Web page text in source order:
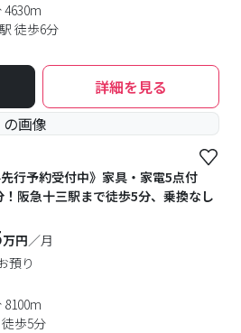
徒歩6分
詳細を見る
行予約受付中》家具・家電5点付
阪急十三駅まで徒歩5分、乗換なし
万円／月
預り
歩5分